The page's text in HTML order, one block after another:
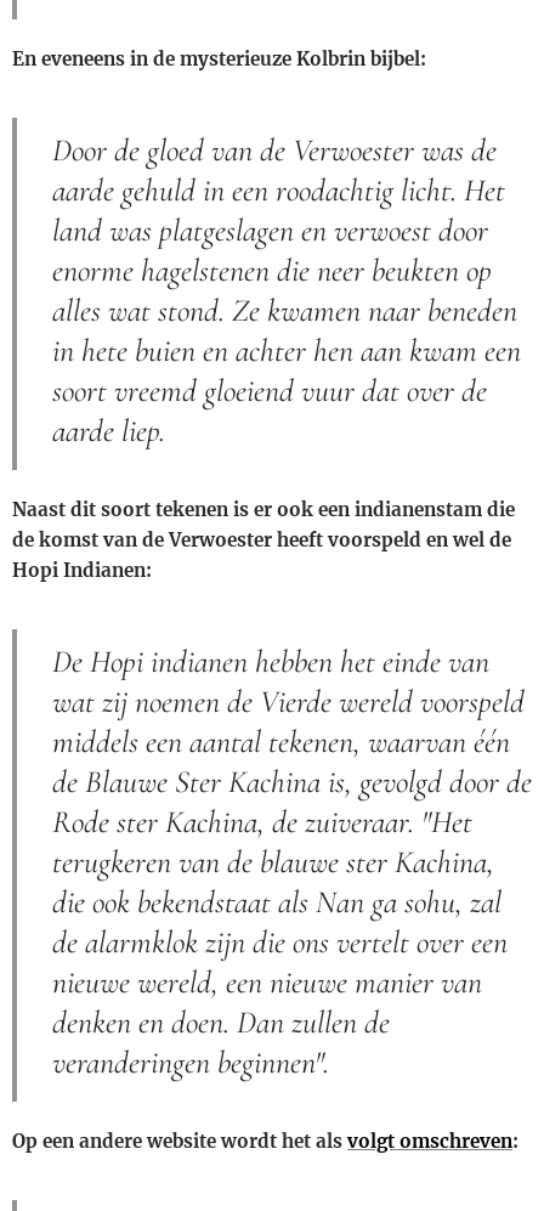
En eveneens in de mysterieuze Kolbrin bijbel:
Door de gloed van de Verwoester was de
aarde gehuld in een roodachtig licht. Het
land was platgeslagen en verwoest door
enorme hagelstenen die neer beukten op
alles wat stond. Ze kwamen naar beneden
in hete buien en achter hen aan kwam een
soort vreemd gloeiend vuur dat over de
aarde liep.
Naast dit soort tekenen is er ook een indianenstam die
de komst van de Verwoester heeft voorspeld en wel de
Hopi Indianen:
De Hopi indianen hebben het einde van
wat zij noemen de Vierde wereld voorspeld
middels een aantal tekenen, waarvan één
de Blauwe Ster Kachina is, gevolgd door de
Rode ster Kachina, de zuiveraar. "Het
terugkeren van de blauwe ster Kachina,
die ook bekendstaat als Nan ga sohu, zal
de alarmklok zijn die ons vertelt over een
nieuwe wereld, een nieuwe manier van
denken en doen. Dan zullen de
veranderingen beginnen".
Op een andere website wordt het alsvolgt omschreven: